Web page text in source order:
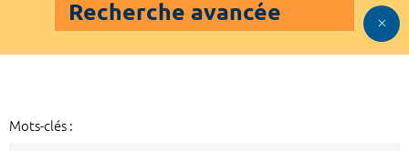
Recherche avancée
Mots-clés :